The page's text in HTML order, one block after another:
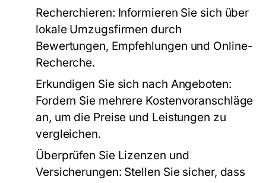
Recherchieren: Informieren Sie sich über
lokale Umzugsfirmen durch
Bewertungen, Empfehlungen und Online-
Recherche.
Erkundigen Sie sich nach Angeboten:
Fordern Sie mehrere Kostenvoranschläge
an, um die Preise und Leistungen zu
vergleichen.
Überprüfen Sie Lizenzen und
Versicherungen: Stellen Sie sicher, dass